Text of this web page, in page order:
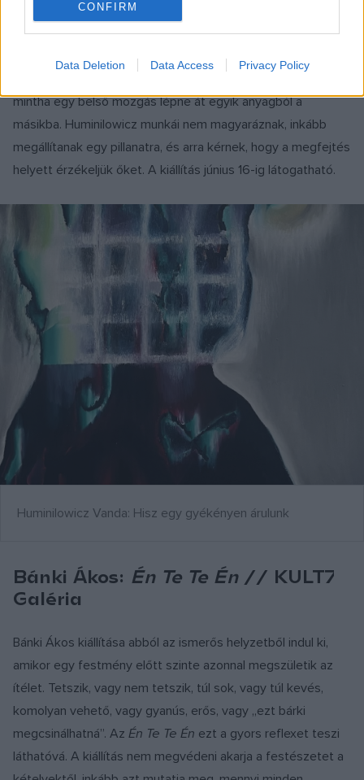
CONFIRM
Data Deletion Data Access Privacy Policy
vannak jelen, ezért a képek egyszerre hatnak légiesnek és
nagyon is testinek. A kiállításon a festmények mellett
kerámiák és textilasszamblázsok is megjelennek. Ezek
mintha egy belső mozgás lépne át egyik anyagból a
másikba. Huminilowicz munkái nem magyaráznak, inkább
megállítanak egy pillanatra, és arra kérnek, hogy a megfejtés
helyett érzékeljük őket. A kiállítás június 16-ig látogatható.
Huminilowicz Vanda: Hisz egy gyékényen árulunk
Bánki Ákos: Én Te Te Én// KULT7
Galéria
Bánki Ákos kiállítása abból az ismerős helyzetből indul ki,
amikor egy festmény előtt szinte azonnal megszületik az
ítélet. Tetszik, vagy nem tetszik, túl sok, vagy túl kevés,
komolyan vehető, vagy gyanús, erős, vagy „ezt bárki
megcsinálhatná”. Az Én Te Te Én ezt a gyors reflexet teszi
láthatóvá. A kiállítás nem megvédeni akarja a festészetet a